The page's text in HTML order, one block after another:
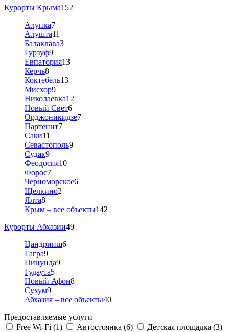
Курорты Крыма152
Алупка7
Алушта11
Балаклава3
Гурзуф9
Евпатория13
Керчь8
Коктебель13
Мисхор9
Николаевка12
Новый Свет6
Орджоникидзе7
Партенит7
Саки11
Севастополь9
Судак9
Феодосия10
Форос7
Черноморское6
Щелкино2
Ялта8
Крым – все объекты142
Курорты Абхазии49
Цандрипш6
Гагра9
Пицунда9
Гудаута5
Новый Афон8
Сухум9
Абхазия – все объекты40
Предоставляемые услуги
Free Wi-Fi (1)
Автостоянка (6)
Детская площадка (3)